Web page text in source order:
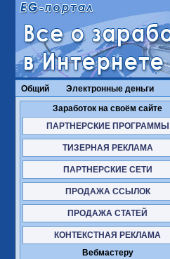
Общий Электронные деньги
Заработок на своём сайте
ПАРТНЕРСКИЕ ПРОГРАММЫ
ТИЗЕРНАЯ РЕКЛАМА
ПАРТНЕРСКИЕ СЕТИ
ПРОДАЖА ССЫЛОК
ПРОДАЖА СТАТЕЙ
КОНТЕКСТНАЯ РЕКЛАМА
Вебмастеру